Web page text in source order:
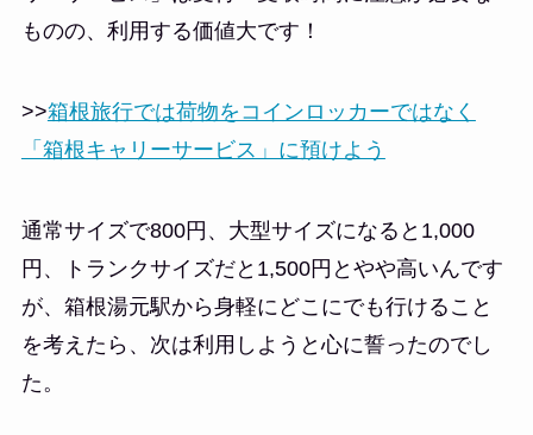
ものの、利用する価値大です！
>>箱根旅行では荷物をコインロッカーではなく
「箱根キャリーサービス」に預けよう
通常サイズで800円、大型サイズになると1,000
円、トランクサイズだと1,500円とやや高いんです
が、箱根湯元駅から身軽にどこにでも行けること
を考えたら、次は利用しようと心に誓ったのでし
た。